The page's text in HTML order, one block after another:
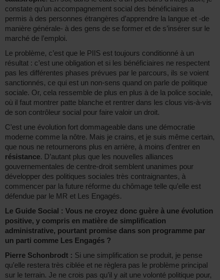
constate qu’un accompagnement social des bénéficiaires a
permis à des personnes étrangères d’apprendre la langue et -de
manière générale- à des gens de se former et de s’insérer sur le
marché de l’emploi.
Le problème, c’est que le PIIS est toujours conditionné à un
résultat : c’est une obligation et si les bénéficiaires ne respectent
pas les différentes phases prévues par le parcours, ils se voient
sanctionnés, ce qui est un non-sens quand on parle de politique
sociale. Or, cela ressemble de plus en plus à de la police sociale,
où il faut montrer patte blanche et rentrer dans les clous vis-à-vis
de son contrôleur social pour faire valoir un droit.
C’est une évolution fort dommageable dans une démocratie
moderne comme la nôtre. Mais je crains, et je suis même certain,
que nous ne retournerons plus en arrière, à moins d’entrer en
résistance. D’autant plus que les nouvelles alliances
gouvernementales de centre-droit semblent unanimes pour
développer des politiques sociales très contraignantes, à
commencer par la future réforme du chômage telle qu’elle est
défendue par le MR et Les Engagés.
Le Guide Social : Vous ne croyez donc guère à une évolution
positive, y compris en matière de simplification
administrative, pourtant promise dans son programme par
un parti comme Les Engagés ?
Pierre Schonbrodt : Si une simplification se produit, je pense
qu’elle restera très ciblée et ne règlera pas le problème principal
sur le terrain. Je ne crois pas qu’il y ait une volonté politique pour,